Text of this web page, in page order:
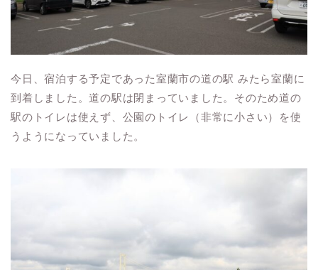
今日、宿泊する予定であった室蘭市の道の駅 みたら室蘭に
到着しました。道の駅は閉まっていました。そのため道の
駅のトイレは使えず、公園のトイレ（非常に小さい）を使
うようになっていました。